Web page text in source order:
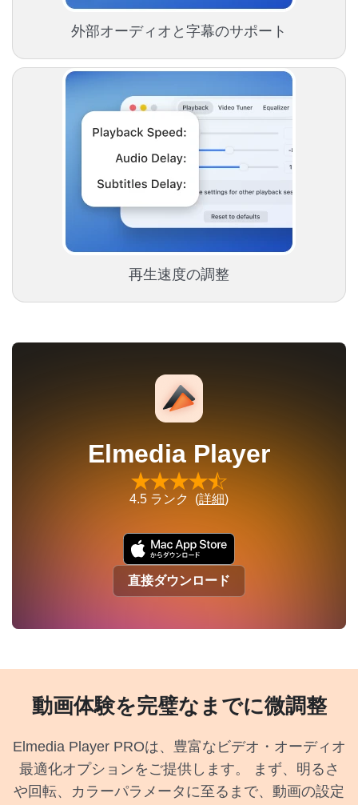
外部オーディオと字幕のサポート
再生速度の調整
Elmedia Player
4.5 ランク (詳細)
直接ダウンロード
動画体験を完璧なまでに微調整
Elmedia Player PROは、豊富なビデオ・オーディオ
最適化オプションをご提供します。 まず、明るさ
や回転、カラーパラメータに至るまで、動画の設定